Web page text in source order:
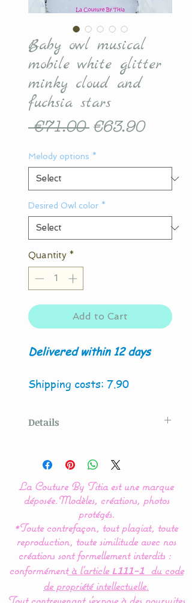
Baby owl musical
mobile white glitter
minky cloud and
fuchsia stars
€71.00 Regular
€63.90Sale
Melody options *
Desired Owl color *
Quantity *
Add to Cart
Delivered within 12 days
Shipping costs: 7.90
Details
Couture By Titia
The presence of bright
colors and simple
geometric shapes allows
baby to clearly discern
them and thus facilitates
his learning.
La Couture By Titia est une marque
déposée.Modèles, créations, photos
protégés.
*Toute contrefaçon, tout plagiat, toute
reproduction, toute similitude avec nos
créations sont formellement interdits :
conformémentà l’article L111-1
du code
de propriété intellectuelle.
Tout contrevenant s'expose à des poursuites